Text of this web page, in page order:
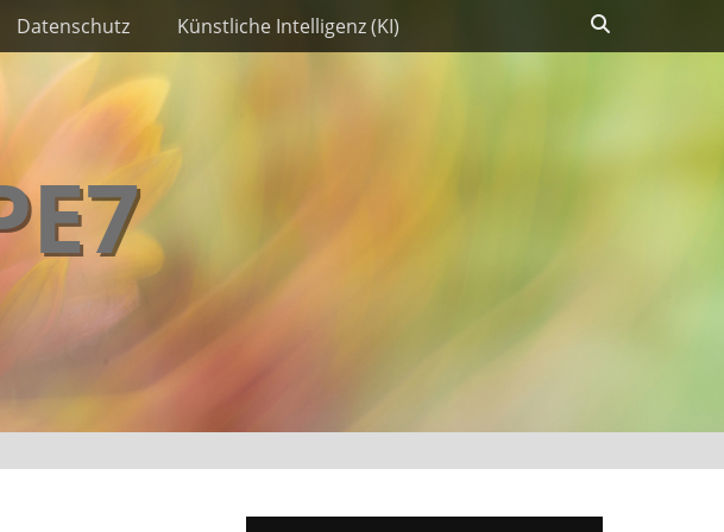
Datenschutz Künstliche Intelligenz (KI)